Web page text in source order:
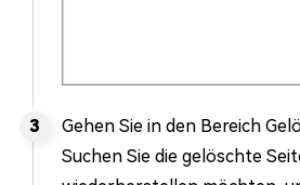
Gehen Sie in den Bereich
Suchen Sie die gelöschte